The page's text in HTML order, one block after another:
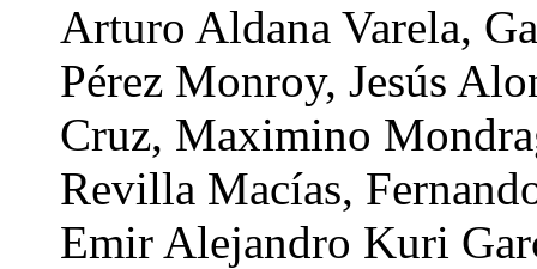
Arturo Aldana Varela,
Pérez Monroy, Jesús
Cruz, Maximino
Revilla Macías,
Emir Alejandro Kuri